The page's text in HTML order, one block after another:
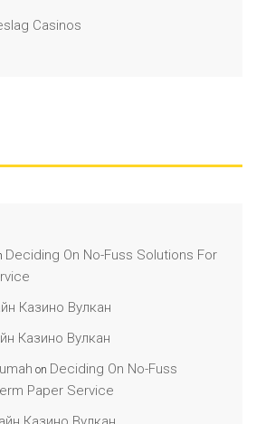
Casinos
Deciding On No-Fuss Solutions For
Казино Вулкан
Казино Вулкан
on Deciding On No-Fuss
Paper Service